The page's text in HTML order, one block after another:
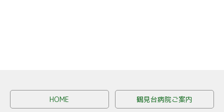
HOME 鶴見台病院ご案内